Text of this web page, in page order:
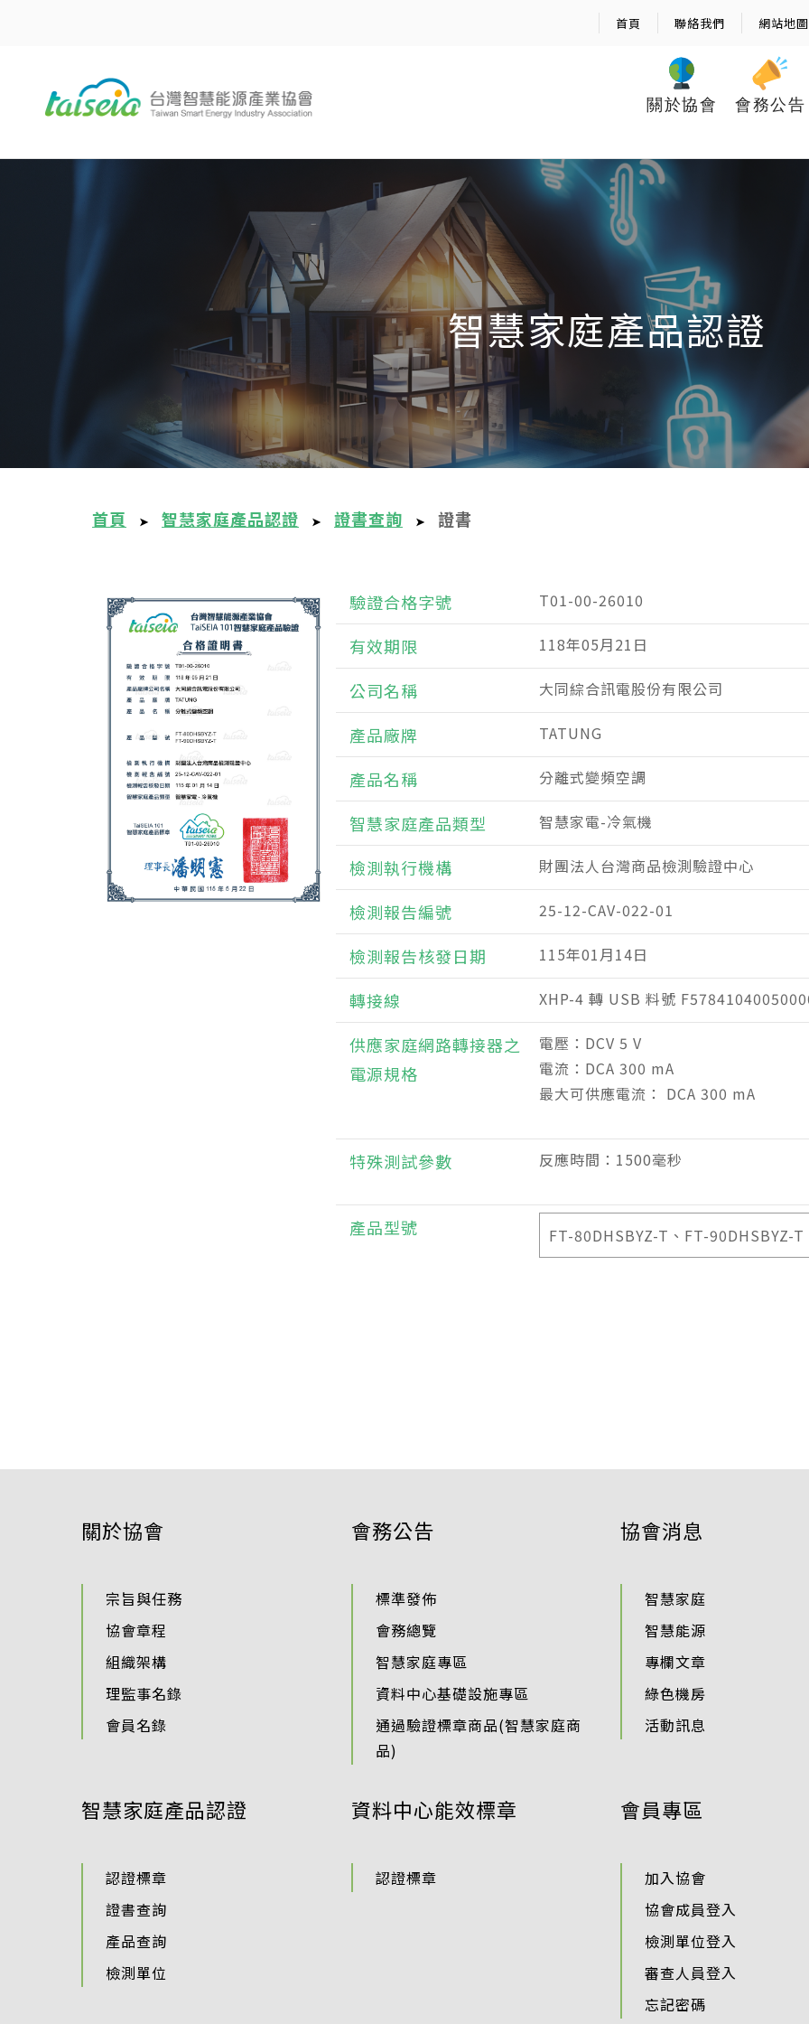
首頁 聯絡我們 網站地圖
關於協會 會務公告
智慧家庭產品認證
首頁 ➤ 智慧家庭產品認證 ➤ 證書查詢 ➤ 證書
驗證合格字號 T01-00-26010
有效期限 118年05月21日
公司名稱 大同綜合訊電股份有限公司
產品廠牌 TATUNG
產品名稱 分離式變頻空調
智慧家庭產品類型 智慧家電-冷氣機
檢測執行機構 財團法人台灣商品檢測驗證中心
檢測報告編號 25-12-CAV-022-01
檢測報告核發日期 115年01月14日
轉接線 XHP-4 轉 USB 料號
供應家庭網路轉接器之
電源規格
電壓：DCV 5 V
電流：DCA 300 mA
最大可供應電流： DCA 300 mA
特殊測試參數 反應時間：1500毫秒
產品型號 FT-80DHSBYZ-T、FT-90DHSBYZ-
關於協會
宗旨與任務
協會章程
組織架構
理監事名錄
會員名錄
會務公告
標準發佈
會務總覽
智慧家庭專區
資料中心基礎設施專區
通過驗證標章商品(智慧家庭商
品)
協會消息
智慧家庭
智慧能源
專欄文章
綠色機房
活動訊息
智慧家庭產品認證
認證標章
證書查詢
產品查詢
檢測單位
資料中心能效標章
認證標章
會員專區
加入協會
協會成員登入
檢測單位登入
審查人員登入
忘記密碼